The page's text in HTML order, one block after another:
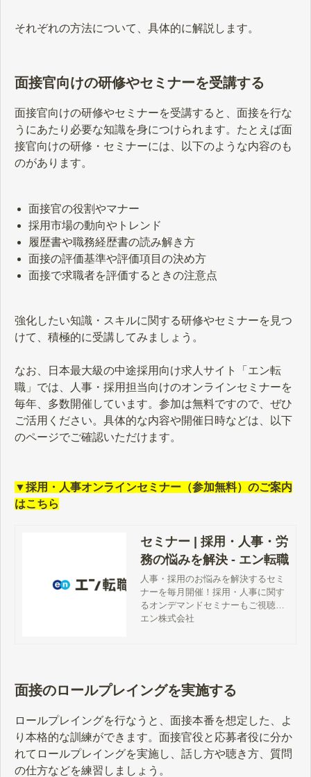
それぞれの方法について、具体的に解説します。
面接官向けの研修やセミナーを受講する
面接官向けの研修やセミナーを受講すると、面接を行な
うにあたり必要な知識を身につけられます。たとえば面
接官向けの研修・セミナーには、以下のような内容のも
のがあります。
面接官の役割やマナー
採用市場の動向やトレンド
履歴書や職務経歴書の読み解き方
面接の評価基準や評価項目の決め方
面接で求職者を評価するときの注意点
強化したい知識・スキルに関する研修やセミナーを見つ
けて、積極的に受講してみましょう。
なお、日本最大級の中途採用向け求人サイト「エン転
職」では、人事・採用担当向けのオンラインセミナーを
毎年、多数開催しています。参加は無料ですので、ぜひ
ご活用ください。具体的な内容や開催日時などは、以下
のページでご確認いただけます。
▼採用・人事オンラインセミナー（参加無料）のご案内
はこちら
セミナー | 採用・人事・労
務の悩みを解決 - エン転職
人事・採用のお悩みを解決するセミ
ナーを毎月開催！採用・人事に関す
るオンデマンドセミナーもご視聴い
ただけます。ここでしか公開してい
エン株式会社
面接のロールプレイングを実施する
ロールプレイングを行なうと、面接本番を想定した、よ
り本格的な訓練ができます。面接官役と応募者役に分か
れてロールプレイングを実施し、話し方や聴き方、質問
の仕方などを練習しましょう。